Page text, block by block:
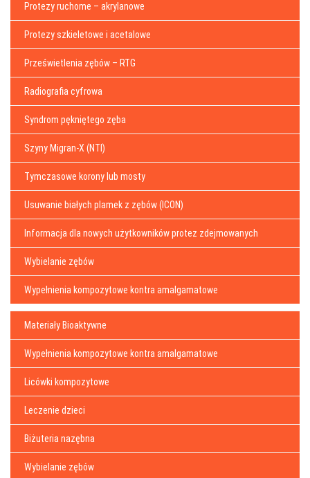
Protezy ruchome – akrylanowe
Protezy szkieletowe i acetalowe
Prześwietlenia zębów – RTG
Radiografia cyfrowa
Syndrom pękniętego zęba
Szyny Migran-X (NTI)
Tymczasowe korony lub mosty
Usuwanie białych plamek z zębów (ICON)
Informacja dla nowych użytkowników protez zdejmowanych
Wybielanie zębów
Wypełnienia kompozytowe kontra amalgamatowe
Materiały Bioaktywne
Wypełnienia kompozytowe kontra amalgamatowe
Licówki kompozytowe
Leczenie dzieci
Biżuteria nazębna
Wybielanie zębów